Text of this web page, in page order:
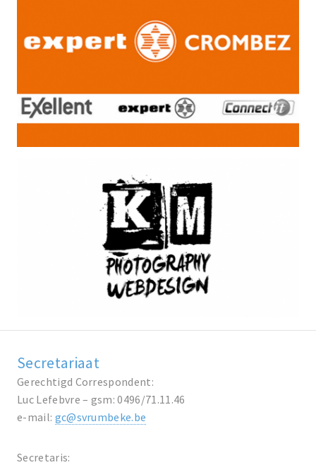
Secretariaat
Gerechtigd Correspondent:
Luc Lefebvre – gsm: 0496/71.11.46
e-mail: gc@svrumbeke.be
Secretaris: